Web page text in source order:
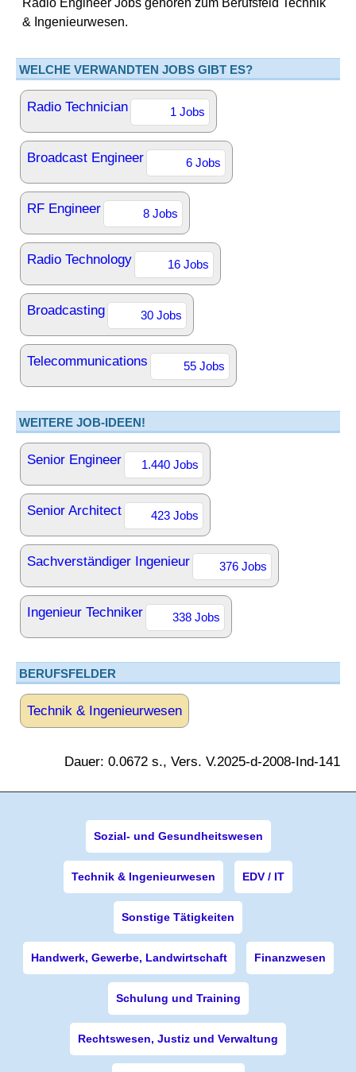
Radio Engineer Jobs gehören zum Berufsfeld Technik
& Ingenieurwesen.
WELCHE VERWANDTEN JOBS GIBT ES?
Radio Technician 1 Jobs
Broadcast Engineer 6 Jobs
RF Engineer 8 Jobs
Radio Technology 16 Jobs
Broadcasting 30 Jobs
Telecommunications 55 Jobs
WEITERE JOB-IDEEN!
Senior Engineer 1.440 Jobs
Senior Architect 423 Jobs
Sachverständiger Ingenieur 376 Jobs
Ingenieur Techniker 338 Jobs
BERUFSFELDER
Technik & Ingenieurwesen
Dauer: 0.0672 s., Vers. V.2025-d-2008-Ind-141
Sozial- und Gesundheitswesen
Technik & Ingenieurwesen EDV / IT
Sonstige Tätigkeiten
Handwerk, Gewerbe, Landwirtschaft Finanzwesen
Schulung und Training
Rechtswesen, Justiz und Verwaltung